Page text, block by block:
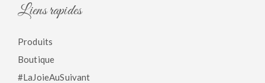
Liens rapides
Produits
Boutique
#LaJoieAuSuivant